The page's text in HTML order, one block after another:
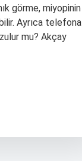
görme, miyopinin
Ayrıca telefona
mu? Akçay